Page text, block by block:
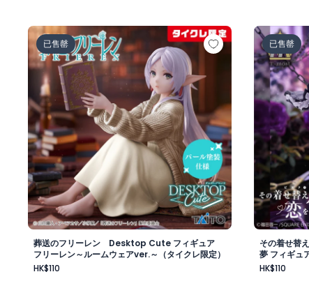
葬送のフリーレン Desktop Cute フィギュア フリー
已售罄
葬送のフリーレン Desktop Cute フィギュア
フリーレン～ルームウェアver.～（タイクレ限定）
HK$110
その着せ
已售罄
その着せ替
夢 フィギュ
HK$110